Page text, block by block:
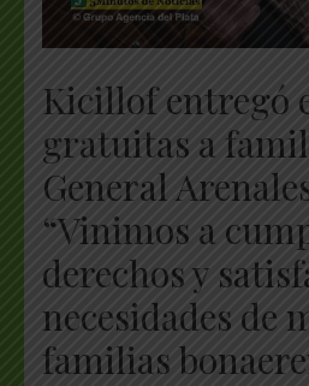
Kicillof entregó
gratuitas a
General
“Vinimos a
derechos y
necesidades de
familias